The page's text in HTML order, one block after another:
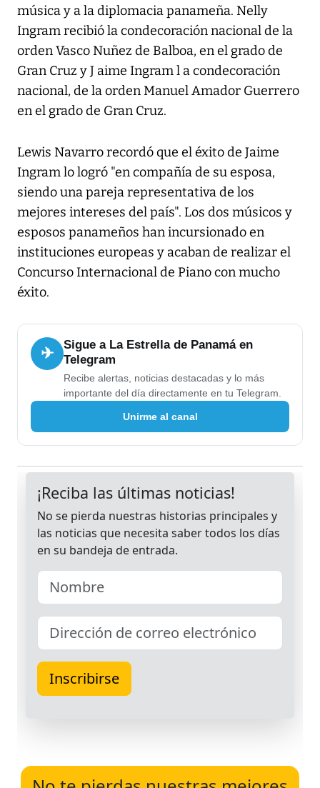
música y a la diplomacia panameña. Nelly
Ingram recibió la condecoración nacional de la
orden Vasco Nuñez de Balboa, en el grado de
Gran Cruz y J aime Ingram l a condecoración
nacional, de la orden Manuel Amador Guerrero
en el grado de Gran Cruz.
Lewis Navarro recordó que el éxito de Jaime
Ingram lo logró "en compañía de su esposa,
siendo una pareja representativa de los
mejores intereses del país". Los dos músicos y
esposos panameños han incursionado en
instituciones europeas y acaban de realizar el
Concurso Internacional de Piano con mucho
éxito.
✈
Sigue a La Estrella de Panamá en
Telegram
Recibe alertas, noticias destacadas y lo más
importante del día directamente en tu Telegram.
Unirme al canal